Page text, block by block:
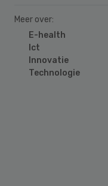
Meer over:
E-health
Ict
Innovatie
Technologie